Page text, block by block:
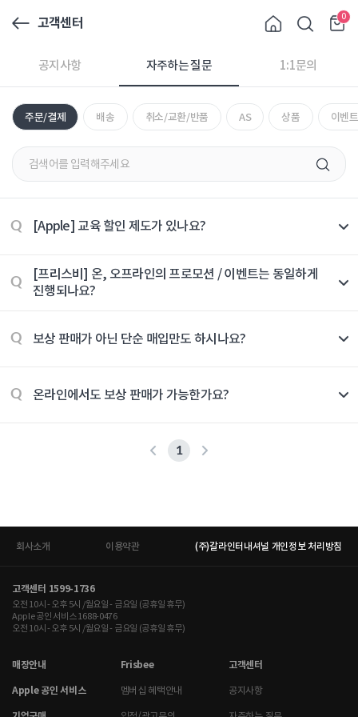
고객센터 0
공지사항 자주하는 질문 1:1문의
주문/결제 배송 취소/교환/반품 AS 상품 이벤
Q [Apple] 교육 할인 제도가 있나요?
Q
[프리스비] 온, 오프라인의 프로모션 / 이벤트는 동일하게
진행되나요?
Q 보상 판매가 아닌 단순 매입만도 하시나요?
Q 온라인에서도 보상 판매가 가능한가요?
1
회사소개 이용약관 (주)갈라인터내셔널 개인정보 처리방침
고객센터 1599-1736
오전 10시 - 오후 5시 /월요일 - 금요일 (공휴일 휴무)
Apple 공인 서비스 1688-0476
오전 10시 - 오후 5시 /월요일 - 금요일 (공휴일 휴무)
매장안내
Apple 공인 서비스
Frisbee
멤버십 혜택안내
고객센터
공지사항